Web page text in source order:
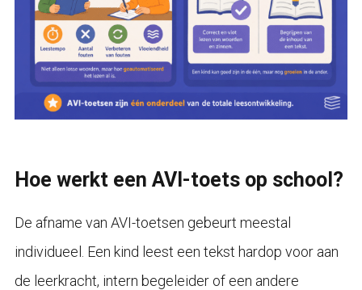
Hoe werkt een AVI-toets op school?
De afname van AVI-toetsen gebeurt meestal
individueel. Een kind leest een tekst hardop voor aan
de leerkracht, intern begeleider of een andere